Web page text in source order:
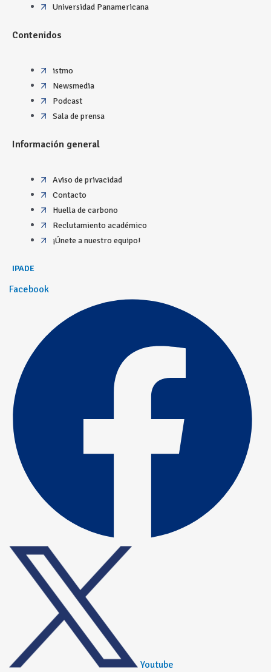
Universidad Panamericana
Contenidos
istmo
Newsmedia
Podcast
Sala de prensa
Información general
Aviso de privacidad
Contacto
Huella de carbono
Reclutamiento académico
¡Únete a nuestro equipo!
IPADE
Facebook
Youtube